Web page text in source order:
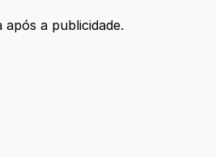
após a publicidade.